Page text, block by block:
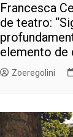
Francesca
de teatro:
elemento de
Zoeregolini